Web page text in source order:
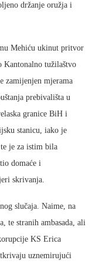
držanje oružja i
Mehiću ukinut pritvor
Kantonalno tužilaštvo
zamijenjen mjerama
prebivališta u
granice BiH i
stanicu, iako je
je za istim bila
domaće i
skrivanja.
slučaja. Naime, na
te stranih ambasada, ali
KS Erica
uznemirujući